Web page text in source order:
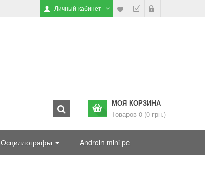
Личный кабинет
МОЯ КОРЗИНА
Товаров 0 (0 грн.)
Осциллографы Androin mini pc